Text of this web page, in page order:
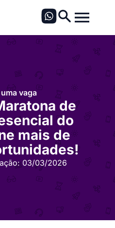
vaga
de
do
mais de
03/03/2026